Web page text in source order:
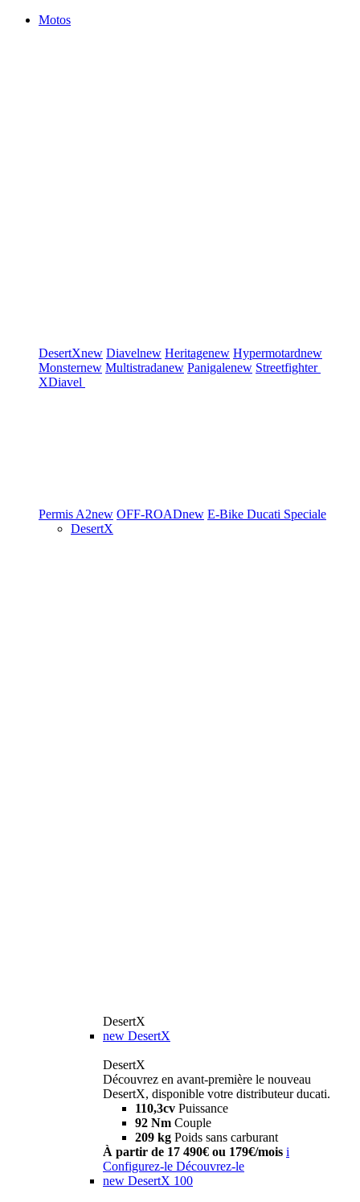
Motos
DesertXnew Diavelnew Heritagenew Hypermotardnew
Monsternew Multistradanew Panigalenew Streetfighter
XDiavel
Permis A2new OFF-ROADnew E-Bike Ducati Speciale
DesertX
DesertX
new DesertX
DesertX
Découvrez en avant-première le nouveau
DesertX, disponible votre distributeur ducati.
110,3cv Puissance
92 Nm Couple
209 kg Poids sans carburant
À partir de 17 490€ ou 179€/mois i
Configurez-le Découvrez-le
new DesertX 100